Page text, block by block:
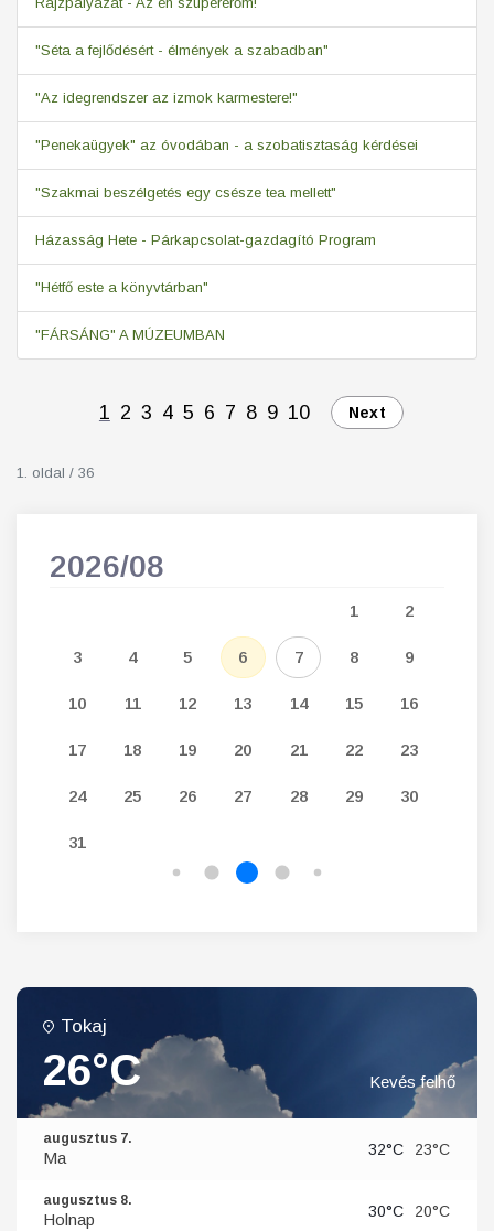
"Séta a fejlődésért - élmények a szabadban"
"Az idegrendszer az izmok karmestere!"
"Penekaügyek" az óvodában - a szobatisztaság kérdései
"Szakmai beszélgetés egy csésze tea mellett"
Házasság Hete - Párkapcsolat-gazdagító Program
"Hétfő este a könyvtárban"
"FÁRSÁNG" A MÚZEUMBAN
1 2 3 4 5 6 7 8 9 10 Next
1. oldal / 36
2026/08
1 2
3 4 5 6 7 8 9
10 11 12 13 14 15 16
17 18 19 20 21 22 23
24 25 26 27 28 29 30
31
Tokaj
26°C Kevés felhő
augusztus 7.
Ma 32°C 23°C
augusztus 8.
Holnap 30°C 20°C